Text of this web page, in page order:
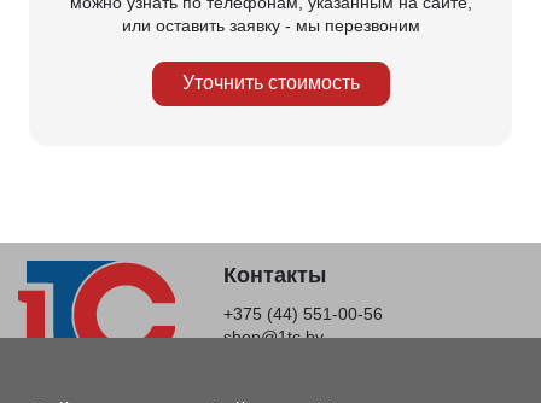
или оставить заявку - мы перезвоним
Уточнить стоимость
Контакты
+375 (44) 551-00-56
shop@1tc.by